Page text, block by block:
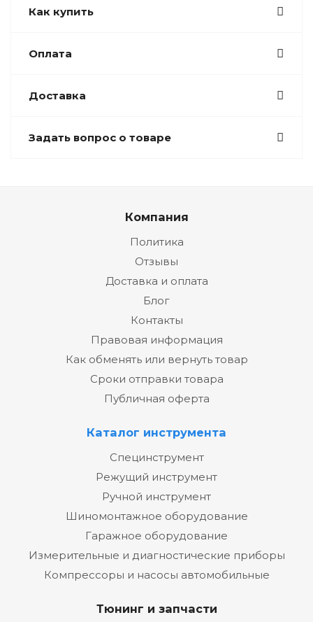
Как купить
Оплата
Доставка
Задать вопрос о товаре
Компания
Политика
Отзывы
Доставка и оплата
Блог
Контакты
Правовая информация
Как обменять или вернуть товар
Сроки отправки товара
Публичная оферта
Каталог инструмента
Специнструмент
Режущий инструмент
Ручной инструмент
Шиномонтажное оборудование
Гаражное оборудование
Измерительные и диагностические приборы
Компрессоры и насосы автомобильные
Тюнинг и запчасти